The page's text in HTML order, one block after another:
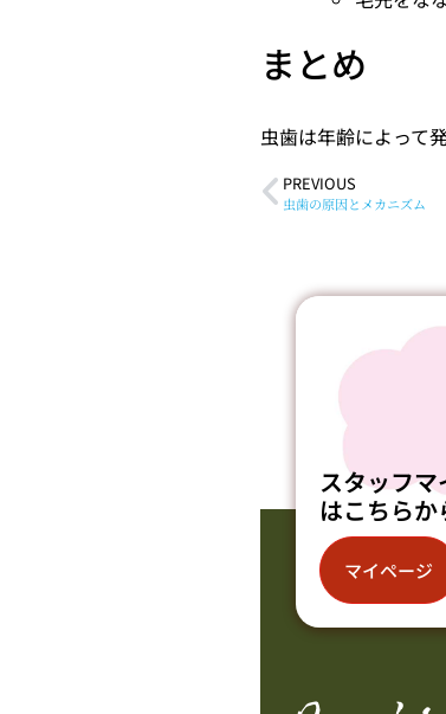
まとめ
虫歯は年齢によって
PREVIOUS
虫歯の原因とメカニズム
スタッフ
はこちらか
マイページ